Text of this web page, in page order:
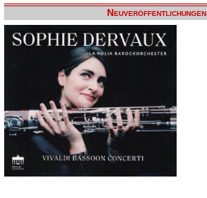
Neuveröffentlichungen